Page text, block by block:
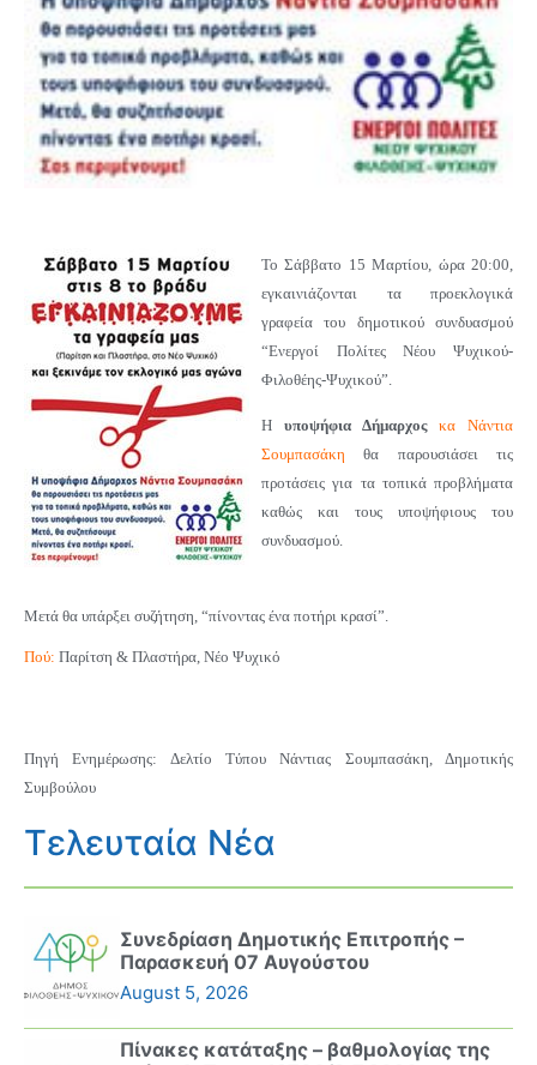
Το Σάββατο 15 Μαρτίου, ώρα 20:00,
εγκαινιάζονται τα προεκλογικά
γραφεία του δημοτικού συνδυασμού
“Ενεργοί Πολίτες Νέου Ψυχικού-
Φιλοθέης-Ψυχικού”.
Η υποψήφια Δήμαρχος κα Νάντια
Σουμπασάκη θα παρουσιάσει τις
προτάσεις για τα τοπικά προβλήματα
καθώς και τους υποψήφιους του
συνδυασμού.
Μετά θα υπάρξει συζήτηση, “πίνοντας ένα ποτήρι κρασί”.
Πού: Παρίτση & Πλαστήρα, Νέο Ψυχικό
Πηγή Ενημέρωσης: Δελτίο Τύπου Νάντιας Σουμπασάκη, Δημοτικής
Συμβούλου
Τελευταία Νέα
Συνεδρίαση Δημοτικής Επιτροπής –
Παρασκευή 07 Αυγούστου
August 5, 2026
Πίνακες κατάταξης – βαθμολογίας της